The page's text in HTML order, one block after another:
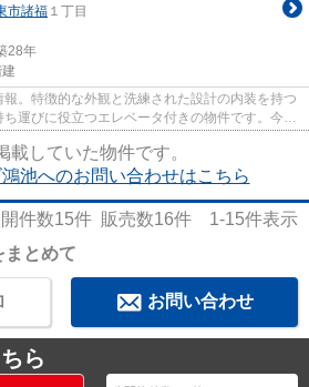
市諸福 １丁目
28年
。特徴的な外観と洗練された設計の内装を持つ
運びに役立つエレベータ付きの物件です。今回
載していた物件です。
池へのお問い合わせはこちら
件数15件 販売数16件 1-15件表示
まとめて
お問い合わせ
ら